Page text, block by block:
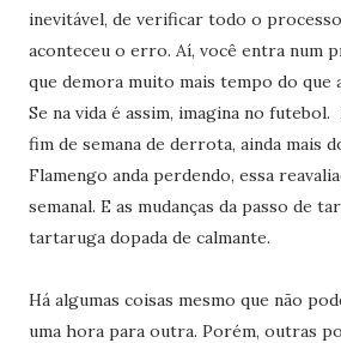
inevitável, de verificar todo o
aconteceu o erro. Aí, você entra num
que demora muito mais tempo do que
Se na vida é assim, imagina no
fim de semana de derrota, ainda mais
Flamengo anda perdendo, essa
semanal. E as mudanças da passo de
tartaruga dopada de calmante.
Há algumas coisas mesmo que não
uma hora para outra. Porém, outras